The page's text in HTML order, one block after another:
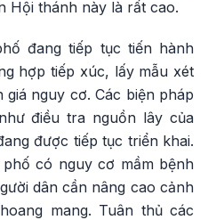
Hội thánh này là rất cao.
đang tiếp tục tiến hành
hợp tiếp xúc, lấy mẫu xét
nguy cơ. Các biện pháp
điều tra nguồn lây của
được tiếp tục triển khai.
có nguy cơ mầm bệnh
dân cần nâng cao cảnh
mang. Tuân thủ các